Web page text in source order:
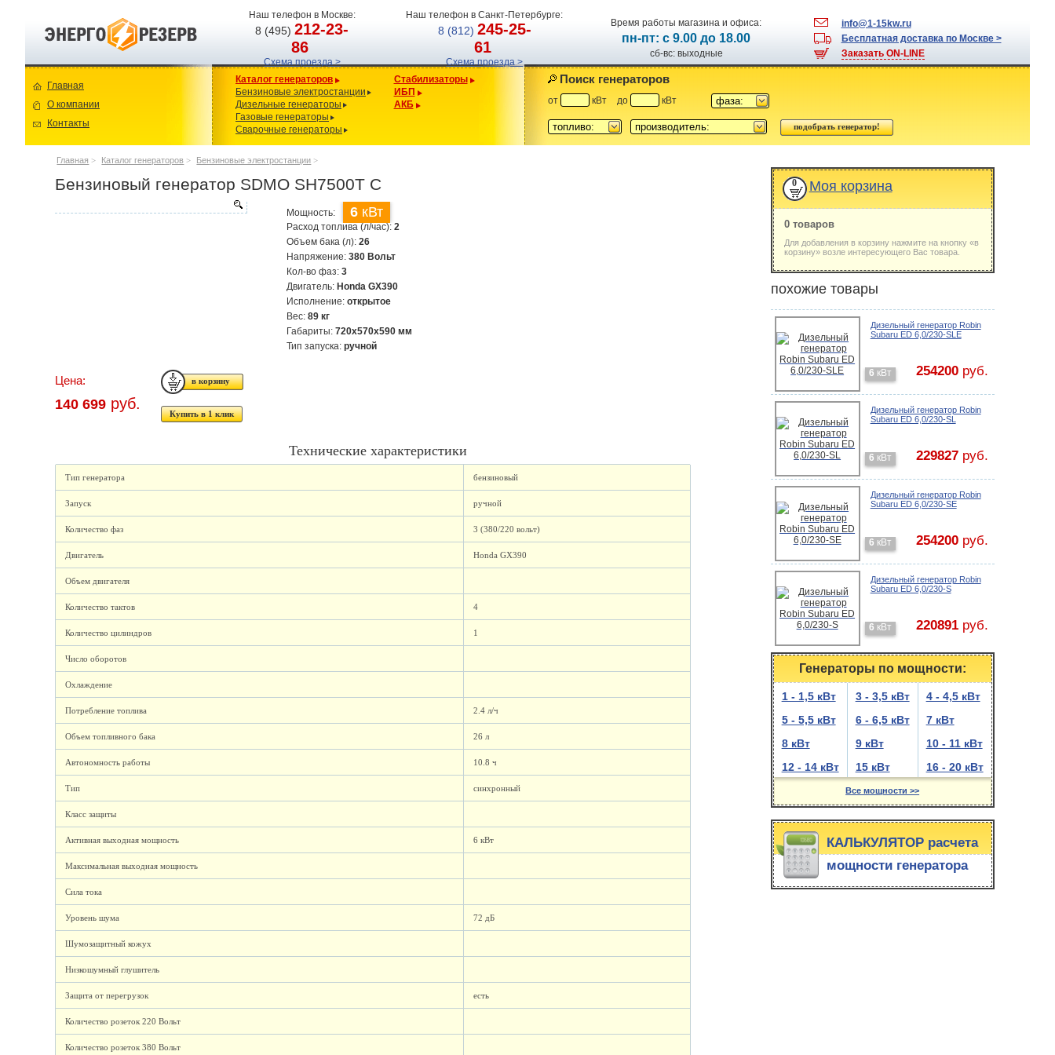
Наш телефон в Москве:
8 (495)212-23-
86
Схема проезда >
Наш телефон в Санкт-Петербурге:
8 (812) 245-25-
61
Схема проезда >
Время работы магазина и офиса:
пн-пт: с 9.00 до 18.00
сб-вс: выходные
info@1-15kw.ru
Бесплатная доставка по Москве >
Заказать ON-LINE
Главная
О компании
Контакты
Каталог генераторов
Бензиновые электростанции
Дизельные генераторы
Газовые генераторы
Сварочные генераторы
Стабилизаторы
ИБП
АКБ
Поиск генераторов
от кВт до кВт фаза:
топливо: производитель:
Главная > Каталог генераторов > Бензиновые электростанции >
Бензиновый генератор SDMO SH7500T C
Мощность: 6 кВт
Расход топлива (л/час):2
Объем бака (л):26
Напряжение:380 Вольт
Кол-во фаз:3
Двигатель: Honda GX390
Исполнение:открытое
Вес:89 кг
Габариты:720x570x590 мм
Тип запуска:ручной
Цена:
140 699 руб.
Купить в 1 клик
Технические характеристики
Тип генератора бензиновый
Запуск ручной
Количество фаз 3 (380/220 вольт)
Двигатель Honda GX390
Объем двигателя
Количество тактов 4
Количество цилиндров 1
Число оборотов
Охлаждение
Потребление топлива 2.4 л/ч
Объем топливного бака 26 л
Автономность работы 10.8 ч
Тип синхронный
Класс защиты
Активная выходная мощность 6 кВт
Максимальная выходная мощность
Сила тока
Уровень шума 72 дБ
Шумозащитный кожух
Низкошумный глушитель
Защита от перегрузок есть
Количество розеток 220 Вольт
Количество розеток 380 Вольт
0 Моя корзина
0 товаров
Для добавления в корзину нажмите на кнопку «в
корзину» возле интересующего Вас товара.
похожие товары
Дизельный генератор Robin
Subaru ED 6,0/230-SLE
6 кВт 254200руб.
Дизельный генератор Robin
Subaru ED 6,0/230-SL
6 кВт 229827руб.
Дизельный генератор Robin
Subaru ED 6,0/230-SE
6 кВт 254200руб.
Дизельный генератор Robin
Subaru ED 6,0/230-S
6 кВт 220891руб.
Генераторы по мощности:
1 - 1,5 кВт 3 - 3,5 кВт
4 - 4,5 кВт
5 - 5,5 кВт
6 - 6,5 кВт
7 кВт
8 кВт
9 кВт
10 - 11 кВт
12 - 14 кВт
15 кВт 16 - 20 кВт
Все мощности >>
КАЛЬКУЛЯТОР расчета
мощности генератора